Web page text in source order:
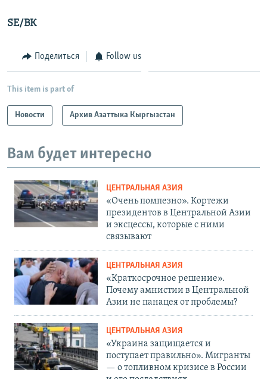
SE/ВК
Поделиться Follow us
This item is part of
Новости Архив Азаттыка Кыргызстан
Вам будет интересно
ЦЕНТРАЛЬНАЯ АЗИЯ
«Очень помпезно». Кортежи
президентов в Центральной Азии
и эксцессы, которые с ними
связывают
ЦЕНТРАЛЬНАЯ АЗИЯ
«Краткосрочное решение».
Почему амнистии в Центральной
Азии не панацея от проблемы?
ЦЕНТРАЛЬНАЯ АЗИЯ
«Украина защищается и
поступает правильно». Мигранты
— о топливном кризисе в России